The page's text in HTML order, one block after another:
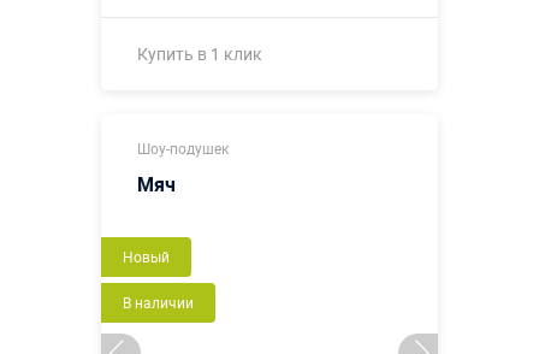
Купить в 1 клик
Шоу-подушек
Мяч
Новый
В наличии